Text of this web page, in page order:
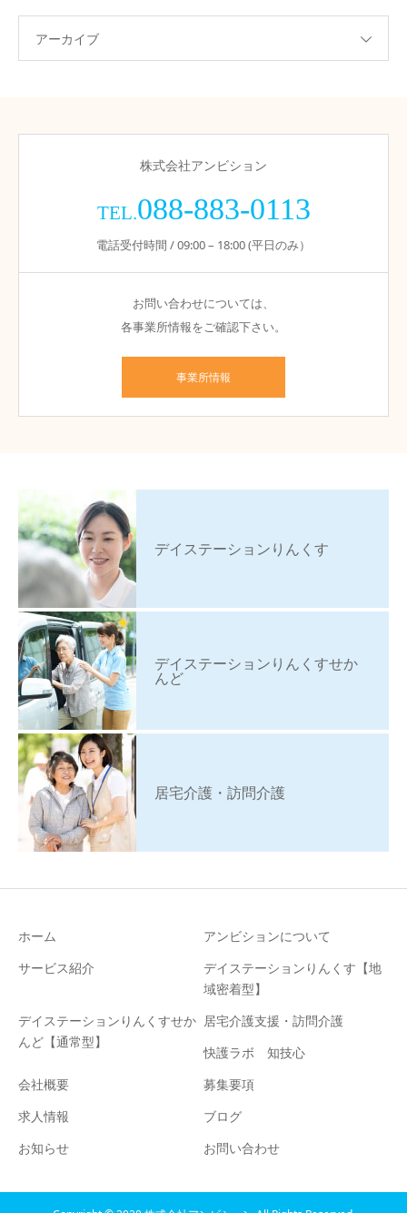
アーカイブ
株式会社アンビション
TEL.088-883-0113
電話受付時間 / 09:00 – 18:00 (平日のみ）
お問い合わせについては、
各事業所情報をご確認下さい。
事業所情報
デイステーションりんくす
デイステーションりんくすせか
んど
居宅介護・訪問介護
ホーム
アンビションについて
サービス紹介
デイステーションりんくす【地
域密着型】
デイステーションりんくすせか
んど【通常型】
居宅介護支援・訪問介護
快護ラボ 知技心
会社概要
募集要項
求人情報
ブログ
お知らせ
お問い合わせ